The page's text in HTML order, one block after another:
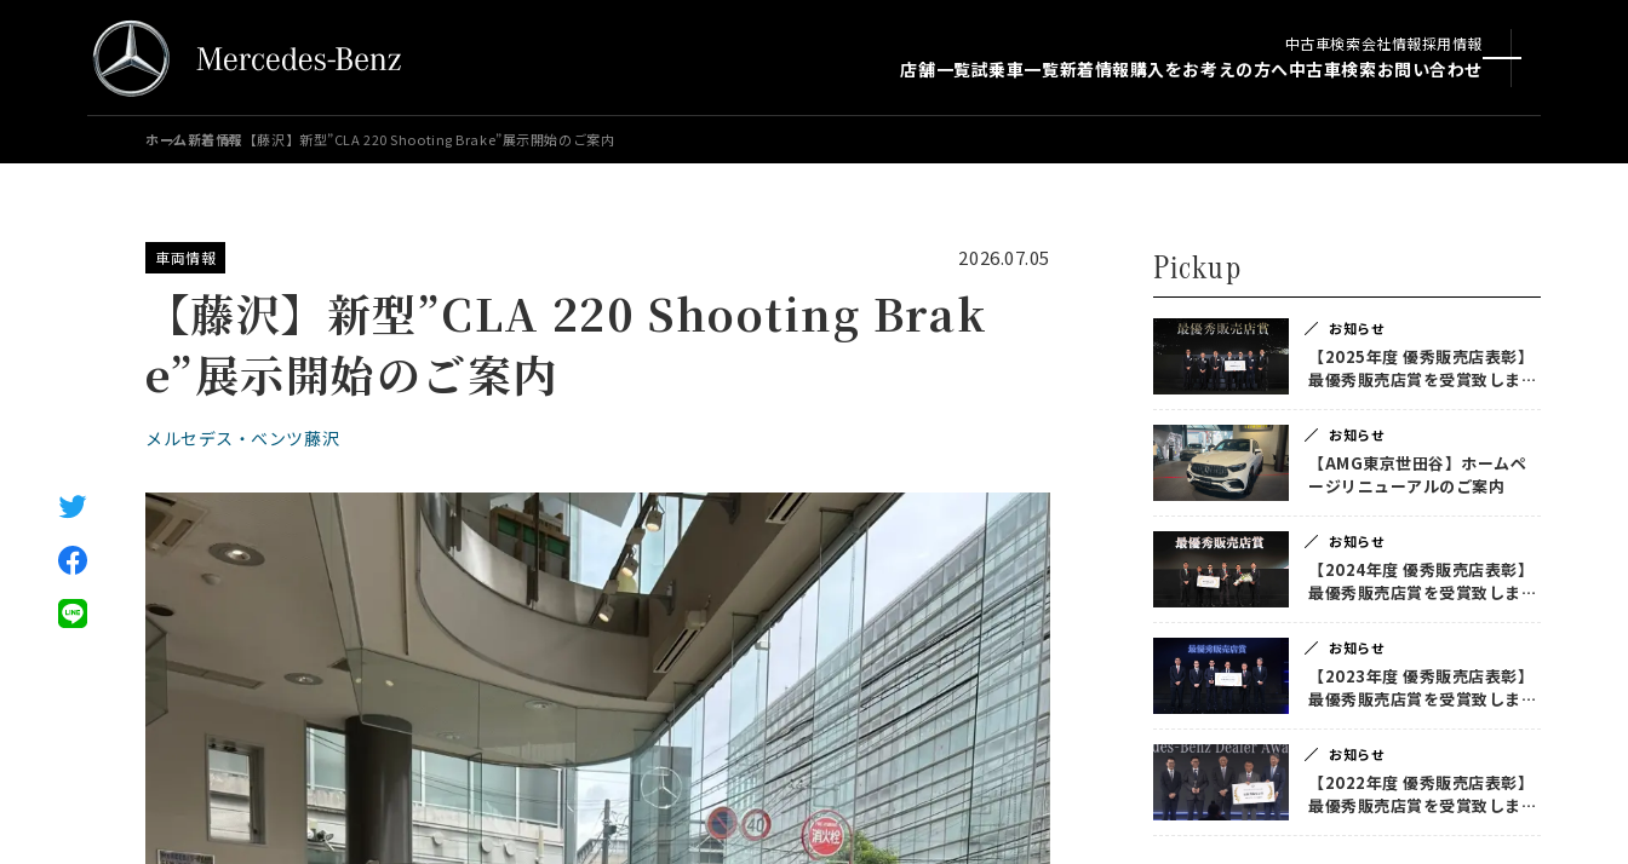
中古車検索会社情報採用情報
店舗一覧試乗車一覧新着情報購入をお考えの方へ中古車検索お問い合わせ
ホーム新着情報 【藤沢】新型”CLA 220 Shooting Brake”展示開始のご案内
車両情報 2026.07.05
【藤沢】新型”CLA 220 Shooting Brak
e”展示開始のご案内
メルセデス・ベンツ藤沢
Pickup
お知らせ
【2025年度 優秀販売店表彰】
最優秀販売店賞を受賞致しまし
お知らせ
【AMG東京世田谷】ホームペ
ージリニューアルのご案内
お知らせ
【2024年度 優秀販売店表彰】
最優秀販売店賞を受賞致しまし
お知らせ
【2023年度 優秀販売店表彰】
最優秀販売店賞を受賞致しまし
お知らせ
【2022年度 優秀販売店表彰】
最優秀販売店賞を受賞致しまし